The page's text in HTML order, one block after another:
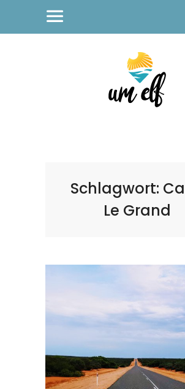
Schlagwort:
Le Grand